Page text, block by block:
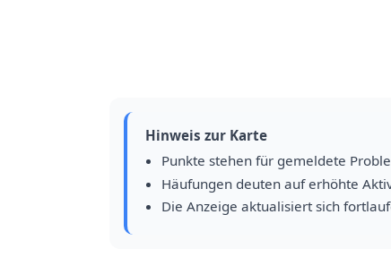
Hinweis zur Karte
Punkte stehen für gemeldete
Häufungen deuten auf erhöhte
Die Anzeige aktualisiert sich